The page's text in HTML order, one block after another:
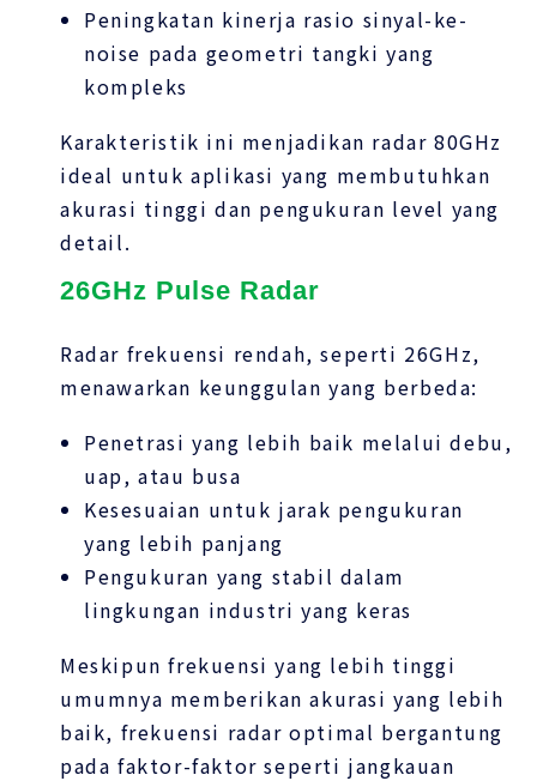
Peningkatan kinerja rasio sinyal-ke-
noise pada geometri tangki yang
kompleks
Karakteristik ini menjadikan radar 80GHz
ideal untuk aplikasi yang membutuhkan
akurasi tinggi dan pengukuran level yang
detail.
26GHz Pulse Radar
Radar frekuensi rendah, seperti 26GHz,
menawarkan keunggulan yang berbeda:
Penetrasi yang lebih baik melalui debu,
uap, atau busa
Kesesuaian untuk jarak pengukuran
yang lebih panjang
Pengukuran yang stabil dalam
lingkungan industri yang keras
Meskipun frekuensi yang lebih tinggi
umumnya memberikan akurasi yang lebih
baik, frekuensi radar optimal bergantung
pada faktor-faktor seperti jangkauan